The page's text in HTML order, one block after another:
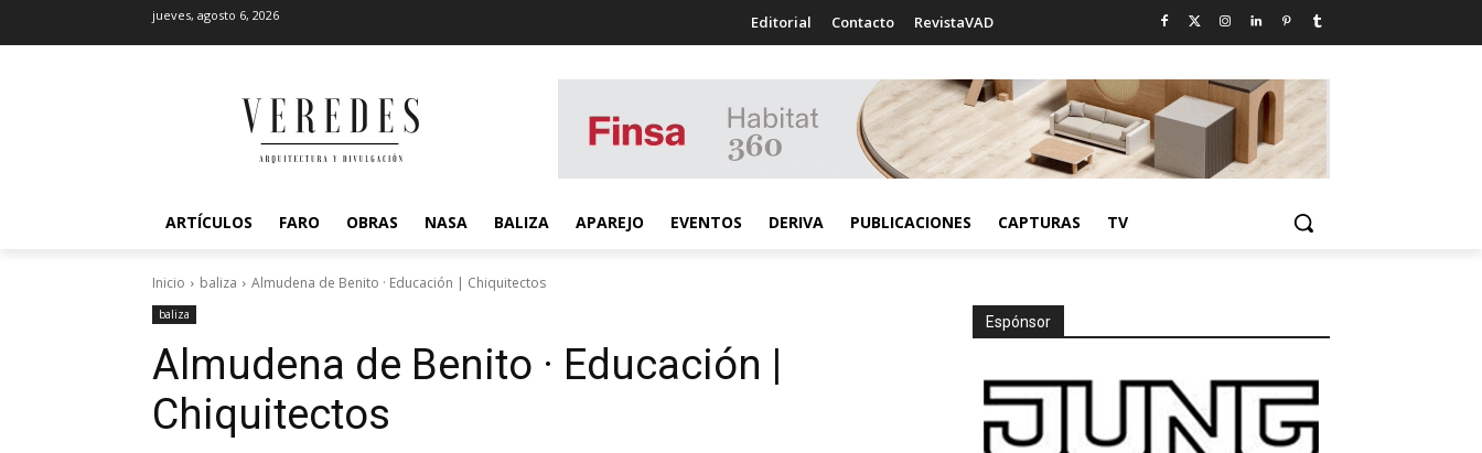
jueves, agosto 6, 2026 Editorial Contacto RevistaVAD
ARTÍCULOS FARO OBRAS NASA BALIZA APAREJO EVENTOS DERIVA PUBLICACIONES CAPTURAS TV
Inicio baliza Almudena de Benito · Educación | Chiquitectos
baliza
Almudena de Benito · Educación |
Chiquitectos
Espónsor